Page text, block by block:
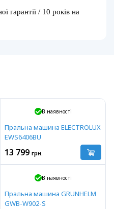
гарантії / 10 років на
В наявності
Пральна машина ELECTROLUX
EWS6406BU
13 799 грн.
В наявності
Пральна машина GRUNHELM
GWB-W902-S